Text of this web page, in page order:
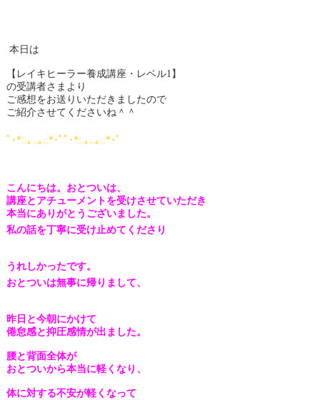
本日は
【レイキヒーラー養成講座・レベル1】
の受講者さまより
ご感想をお送りいただきましたので
ご紹介させてくださいね＾＾
ﾟ･*:.｡..｡.:*･ﾟﾟ･*:.｡..｡.:*･ﾟ
こんにちは。 おとついは、
講座とアチューメントを受けさせていただき
本当にありがとうございました。
私の話を丁寧に受け止めてくださり
うれしかったです。
おとついは無事に帰りまして、
昨日と今朝にかけて
倦怠感と抑圧感情が出ました。
腰と背面全体が
おとついから本当に軽くなり、
体に対する不安が軽くなって